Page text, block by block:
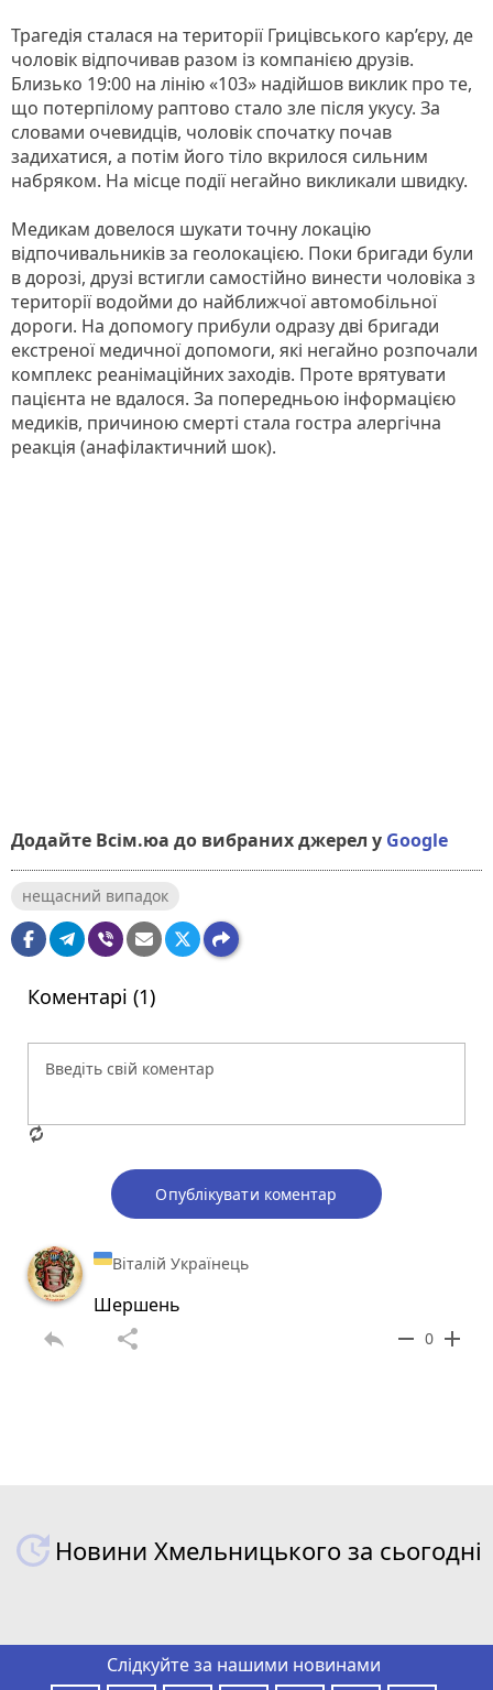
Трагедія сталася на території Грицівського кар’єру, де
чоловік відпочивав разом із компанією друзів.
Близько 19:00 на лінію «103» надійшов виклик про те,
що потерпілому раптово стало зле після укусу. За
словами очевидців, чоловік спочатку почав
задихатися, а потім його тіло вкрилося сильним
набряком. На місце події негайно викликали швидку.
Медикам довелося шукати точну локацію
відпочивальників за геолокацією. Поки бригади були
в дорозі, друзі встигли самостійно винести чоловіка з
території водойми до найближчої автомобільної
дороги. На допомогу прибули одразу дві бригади
екстреної медичної допомоги, які негайно розпочали
комплекс реанімаційних заходів. Проте врятувати
пацієнта не вдалося. За попередньою інформацією
медиків, причиною смерті стала гостра алергічна
реакція (анафілактичний шок).
Додайте Всім.юа до вибраних джерел у Google
нещасний випадок
Коментарі (1)
Опублікувати коментар
Віталій Українець
Шершень
reply share remove 0 add
Новини Хмельницького за сьогодні
Слідкуйте за нашими новинами